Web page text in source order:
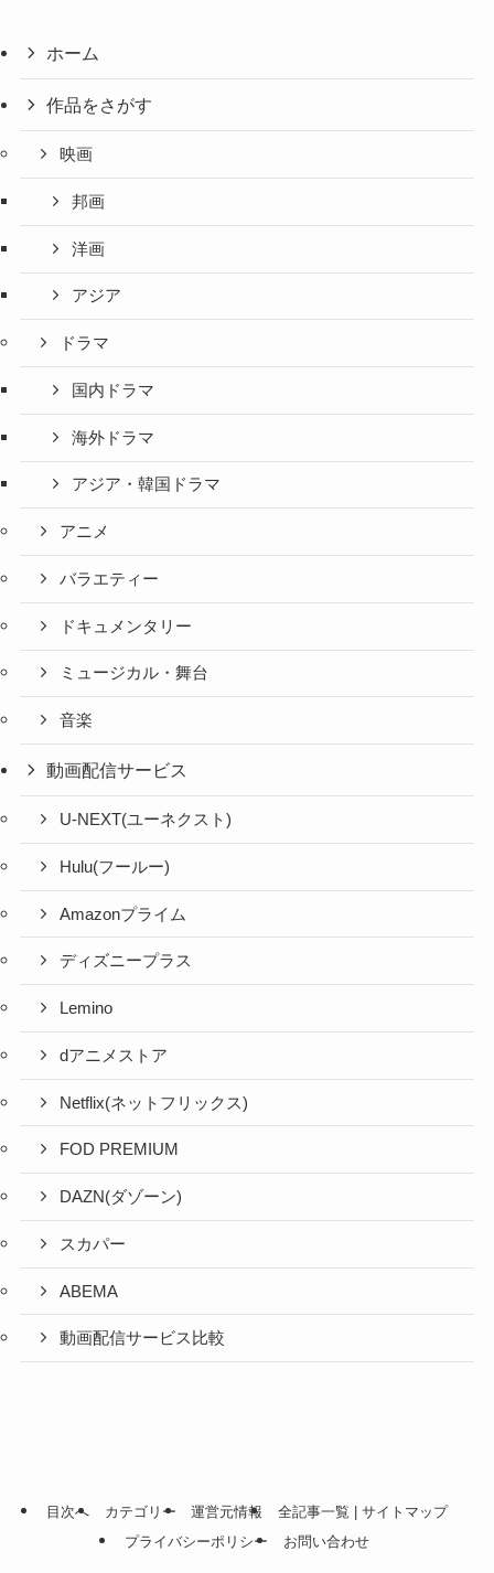
ホーム
作品をさがす
映画
邦画
洋画
アジア
ドラマ
国内ドラマ
海外ドラマ
アジア・韓国ドラマ
アニメ
バラエティー
ドキュメンタリー
ミュージカル・舞台
音楽
動画配信サービス
U-NEXT(ユーネクスト)
Hulu(フールー)
Amazonプライム
ディズニープラス
Lemino
dアニメストア
Netflix(ネットフリックス)
FOD PREMIUM
DAZN(ダゾーン)
スカパー
ABEMA
動画配信サービス比較
目次へ カテゴリー 運営元情報
全記事一覧 | サイトマップ
プライバシーポリシー
お問い合わせ